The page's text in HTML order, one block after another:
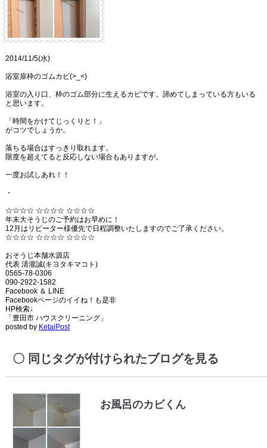
2014/11/5(水)
浴室扉枠のゴムカビ(>_<)
浴室の入り口、枠のゴム部分に生えるカビです。諦めてしまっている方もいる
と思います。
「時間をかけてじっくりと！」
がコツでしょうか。
落ちる場合はすっきり取れます。
限度を超えてると反応しない場合もありますが。
一度お試しあれ！！
・
☆☆☆☆ ☆☆☆☆ ☆☆☆☆
年末大そうじのご予約はお早めに！
12月はリピーター様優先で日程調整いたしますのでご了承ください。
☆☆☆☆ ☆☆☆☆ ☆☆☆☆
おそうじ本舗水源店
代表 清瀧誠(キヨタキマコト)
0565-78-0306
090-2922-1582
Facebook ＆ LINE
Facebookページのイイね！も是非
HP検索↓
「豊田市 ハウスクリーニング」
posted by KetaiPost
同じタグが付けられたブログを見る
お風呂のカビくん